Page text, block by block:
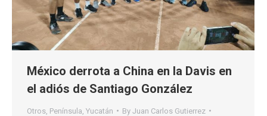
México derrota a China en la Davis en
el adiós de Santiago González
Otros Península Yucatán By Juan Carlos Gutierrez